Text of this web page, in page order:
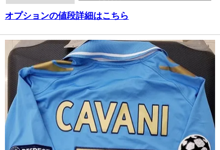
オプションの値段詳細はこちら